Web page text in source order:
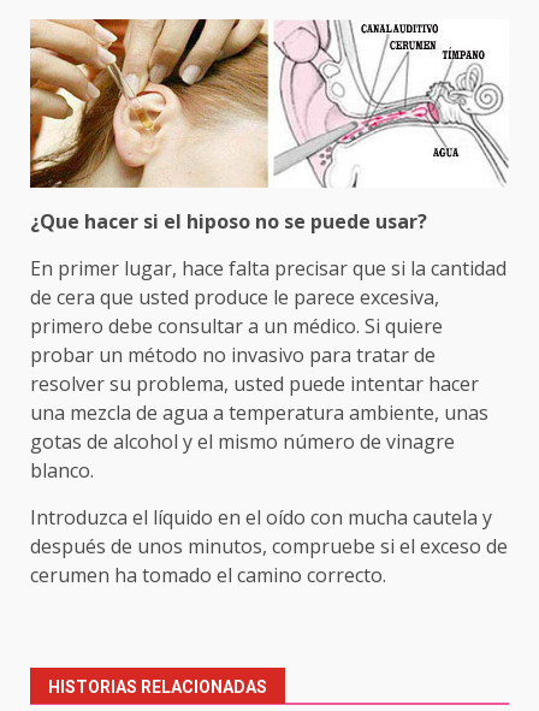
¿Que hacer si el hiposo no se puede usar?
En primer lugar, hace falta precisar que si la cantidad
de cera que usted produce le parece excesiva,
primero debe consultar a un médico. Si quiere
probar un método no invasivo para tratar de
resolver su problema, usted puede intentar hacer
una mezcla de agua a temperatura ambiente, unas
gotas de alcohol y el mismo número de vinagre
blanco.
Introduzca el líquido en el oído con mucha cautela y
después de unos minutos, compruebe si el exceso de
cerumen ha tomado el camino correcto.
navigation
HISTORIAS RELACIONADAS